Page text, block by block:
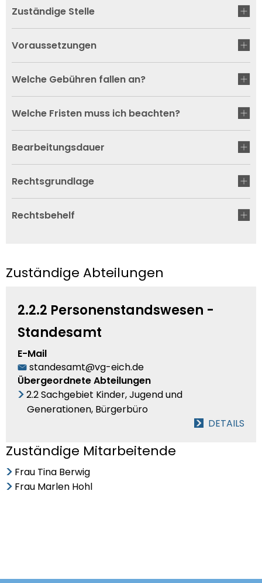
Zuständige Stelle
Voraussetzungen
Welche Gebühren fallen an?
Welche Fristen muss ich beachten?
Bearbeitungsdauer
Rechtsgrundlage
Rechtsbehelf
Zuständige Abteilungen
2.2.2 Personenstandswesen -
Standesamt
E-Mail
standesamt@vg-eich.de
Übergeordnete Abteilungen
2.2 Sachgebiet Kinder, Jugend und
Generationen, Bürgerbüro
DETAILS
Zuständige Mitarbeitende
Frau Tina Berwig
Frau Marlen Hohl